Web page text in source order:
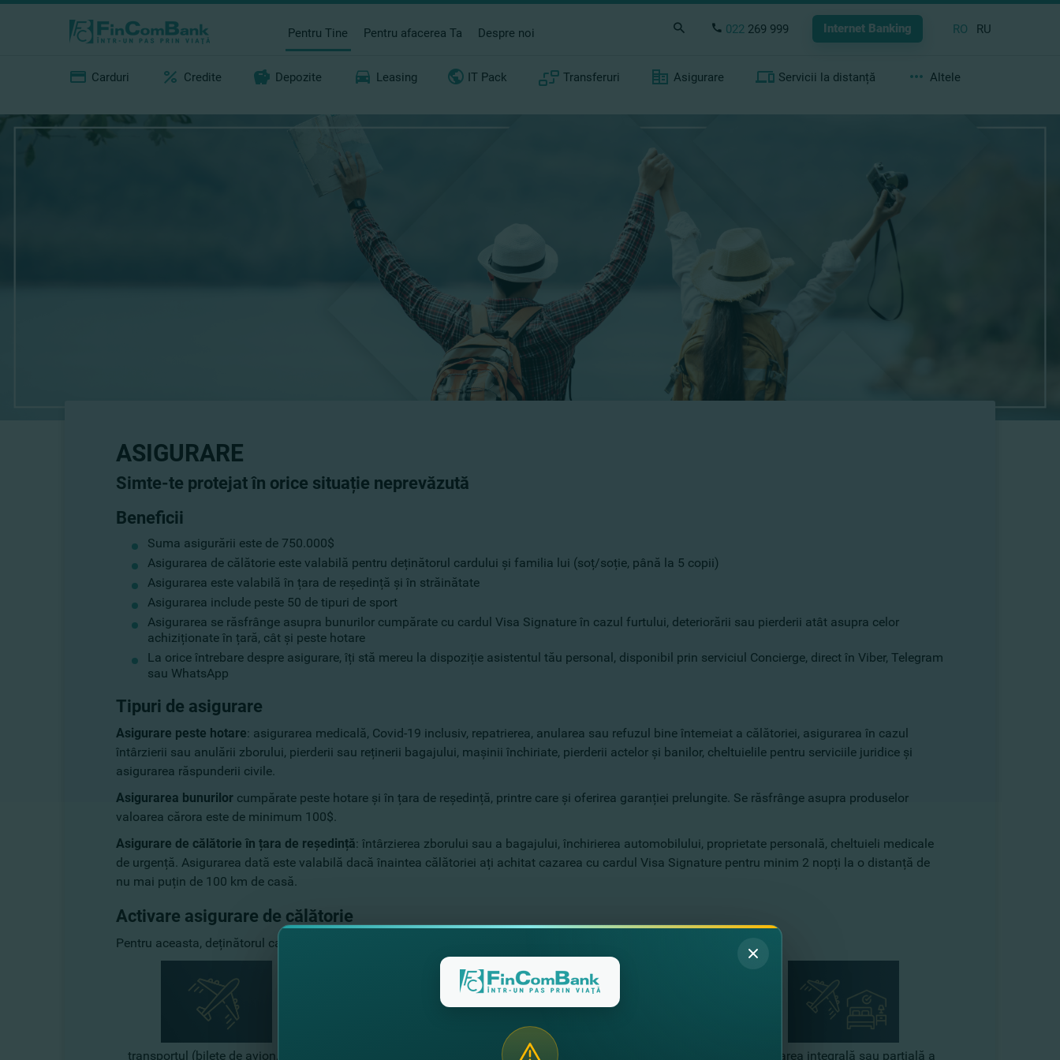
Pentru Tine Pentru afacerea Ta Despre noi 022 269 999 Internet Banking RO RU
Carduri Credite Depozite Leasing IT Pack Transferuri Asigurare Servicii la distanță Altele
ASIGURARE
Simte-te protejat în orice situație neprevăzută
Beneficii
Suma asigurării este de 750.000$
Asigurarea de călătorie este valabilă pentru deținătorul cardului și familia lui (soț/soție, până la 5 copii)
Asigurarea este valabilă în țara de reședință și în străinătate
Asigurarea include peste 50 de tipuri de sport
Asigurarea se răsfrânge asupra bunurilor cumpărate cu cardul Visa Signature în cazul furtului, deteriorării sau pierderii atât asupra celor
achiziționate în țară, cât și peste hotare
La orice întrebare despre asigurare, îți stă mereu la dispoziție asistentul tău personal, disponibil prin serviciul Concierge, direct în Viber, Telegram
sau WhatsApp
Tipuri de asigurare
Asigurare peste hotare: asigurarea medicală, Covid-19 inclusiv, repatrierea, anularea sau refuzul bine întemeiat a călătoriei, asigurarea în cazul
întârzierii sau anulării zborului, pierderii sau reținerii bagajului, mașinii închiriate, pierderii actelor și banilor, cheltuielile pentru serviciile juridice și
asigurarea răspunderii civile.
Asigurarea bunurilor cumpărate peste hotare și în țara de reședință, printre care și oferirea garanției prelungite. Se răsfrânge asupra produselor
valoarea cărora este de minimum 100$.
Asigurare de călătorie în țara de reședință: întârzierea zborului sau a bagajului, închirierea automobilului, proprietate personală, cheltuieli medicale
de urgență. Asigurarea dată este valabilă dacă înaintea călătoriei ați achitat cazarea cu cardul Visa Signature pentru minim 2 nopți la o distanță de
nu mai puțin de 100 km de casă.
Activare asigurare de călătorie
Pentru aceasta, deținătorul cardului trebuie să achite cu cardul Visa Signature înainte de a începe călătoria propriu-zisă:
transportul (bilete de avion, tren,
cazarea (hotel, apartament, vilă
să aibă o dovadă de rezervare a
achitarea integrală sau parțială a